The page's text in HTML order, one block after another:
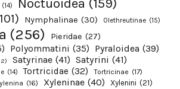
(14) Noctuoidea (159)
Nymphalinae (30) Olethreutinae (15)
(256) Pieridae (27)
Polyommatini (35) Pyraloidea (39)
Satyrinae (41) Satyrini (41)
(14) Tortricidae (32) Tortricinae (17)
(16) Xyleninae (40) Xylenini (21)